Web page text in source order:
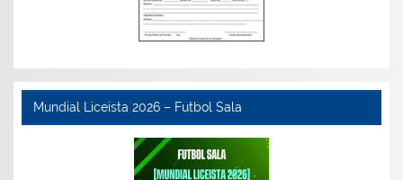
Mundial Liceista 2026 – Futbol Sala